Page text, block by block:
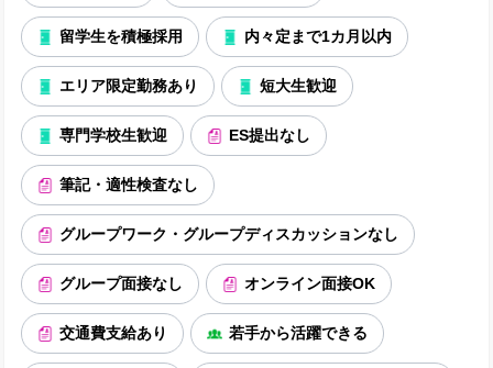
留学生を積極採用 内々定まで1カ月以内
エリア限定勤務あり 短大生歓迎
専門学校生歓迎 ES提出なし
筆記・適性検査なし
グループワーク・グループディスカッションなし
グループ面接なし オンライン面接OK
交通費支給あり 若手から活躍できる